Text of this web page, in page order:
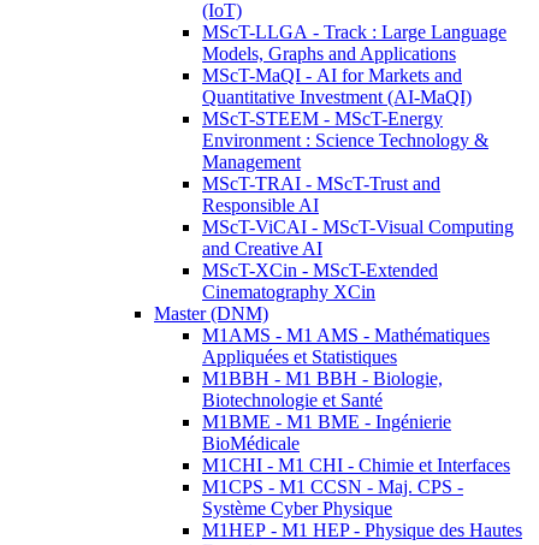
(IoT)
MScT-LLGA - Track : Large Language
Models, Graphs and Applications
MScT-MaQI - AI for Markets and
Quantitative Investment (AI-MaQI)
MScT-STEEM - MScT-Energy
Environment : Science Technology &
Management
MScT-TRAI - MScT-Trust and
Responsible AI
MScT-ViCAI - MScT-Visual Computing
and Creative AI
MScT-XCin - MScT-Extended
Cinematography XCin
Master (DNM)
M1AMS - M1 AMS - Mathématiques
Appliquées et Statistiques
M1BBH - M1 BBH - Biologie,
Biotechnologie et Santé
M1BME - M1 BME - Ingénierie
BioMédicale
M1CHI - M1 CHI - Chimie et Interfaces
M1CPS - M1 CCSN - Maj. CPS -
Système Cyber Physique
M1HEP - M1 HEP - Physique des Hautes